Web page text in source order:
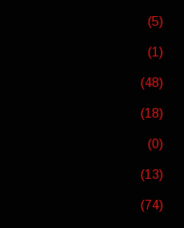
(5)
(1)
(48)
(18)
(0)
(13)
(74)